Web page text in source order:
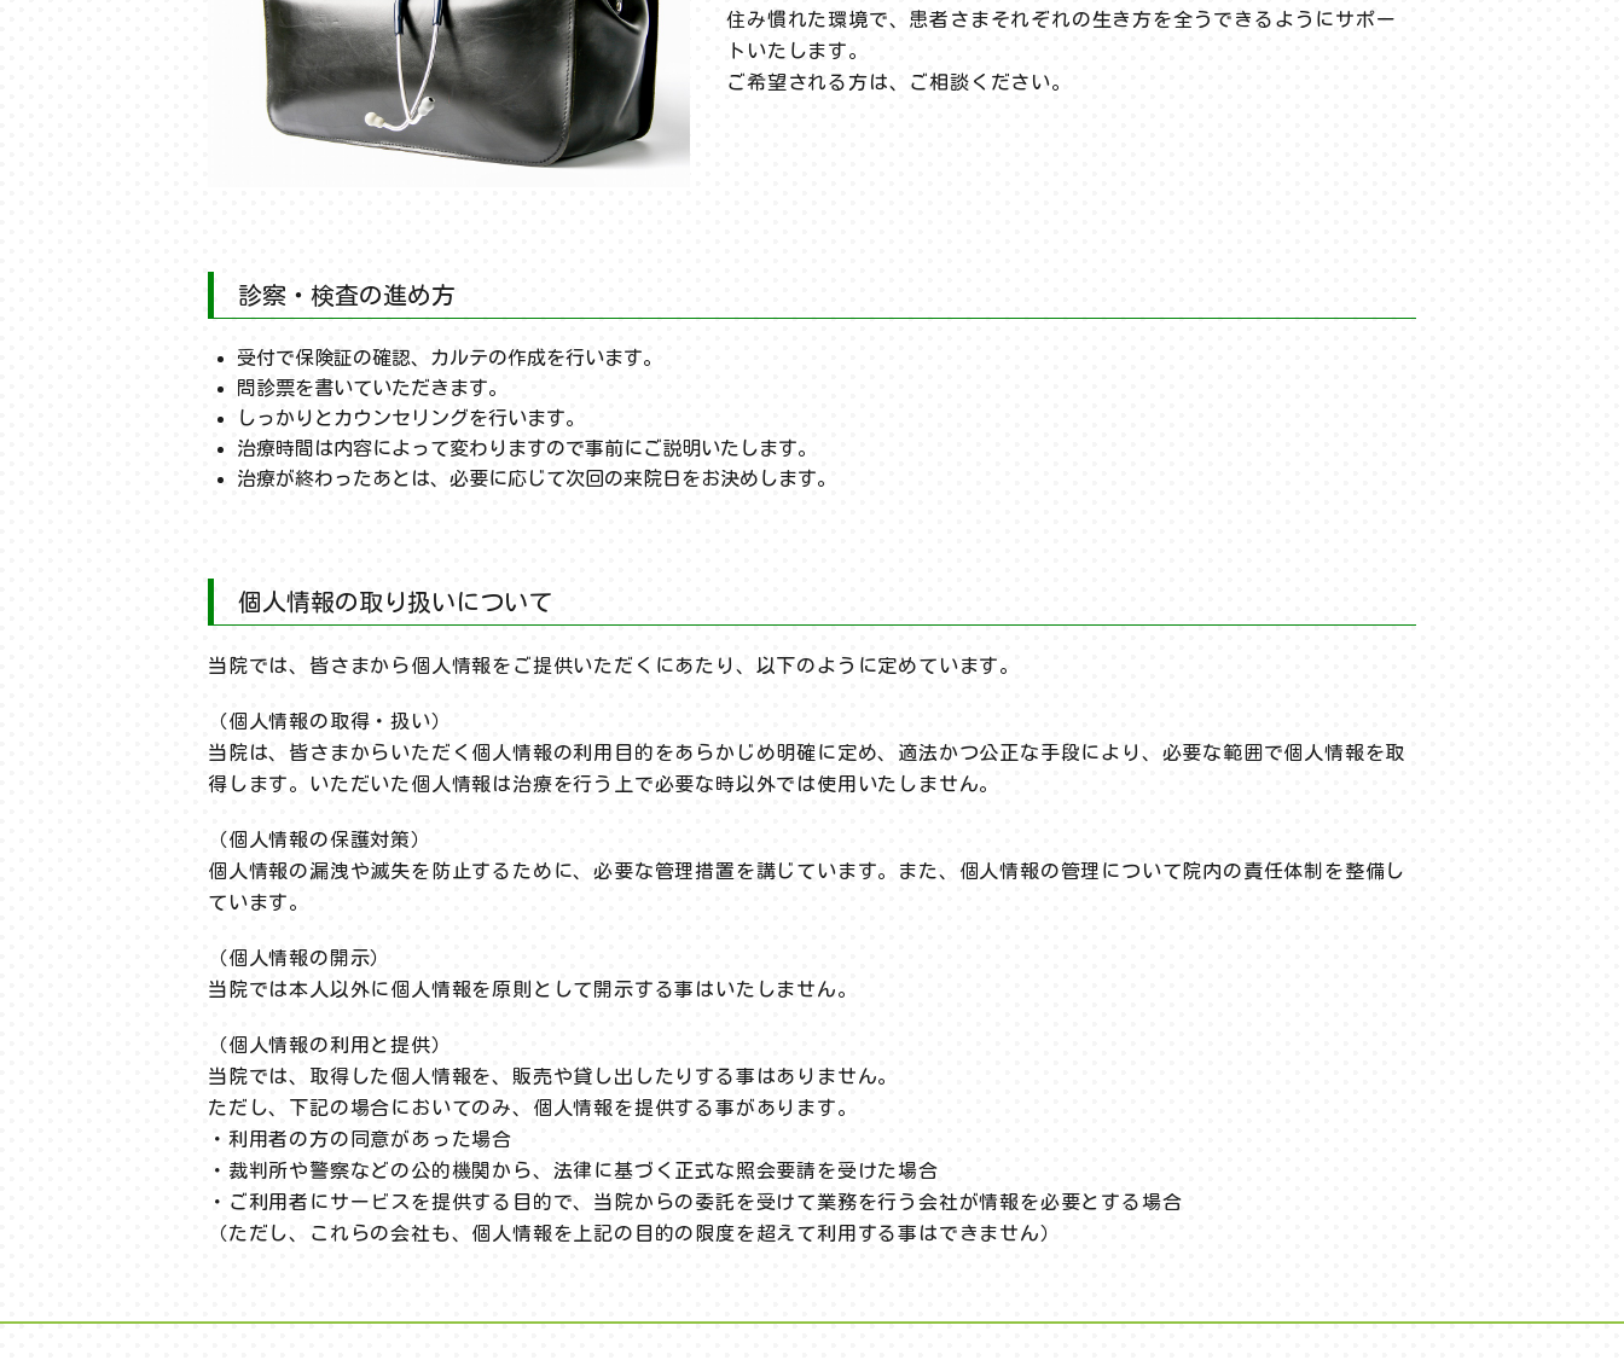
住み慣れた環境で、患者さまそれぞれの生き方を全うできるようにサポー
トいたします。
ご希望される方は、ご相談ください。
診察・検査の進め方
受付で保険証の確認、カルテの作成を行います。
問診票を書いていただきます。
しっかりとカウンセリングを行います。
治療時間は内容によって変わりますので事前にご説明いたします。
治療が終わったあとは、必要に応じて次回の来院日をお決めします。
個人情報の取り扱いについて
当院では、皆さまから個人情報をご提供いただくにあたり、以下のように定めています。
（個人情報の取得・扱い）
当院は、皆さまからいただく個人情報の利用目的をあらかじめ明確に定め、適法かつ公正な手段により、必要な範囲で個人情報を取
得します。いただいた個人情報は治療を行う上で必要な時以外では使用いたしません。
（個人情報の保護対策）
個人情報の漏洩や滅失を防止するために、必要な管理措置を講じています。また、個人情報の管理について院内の責任体制を整備し
ています。
（個人情報の開示）
当院では本人以外に個人情報を原則として開示する事はいたしません。
（個人情報の利用と提供）
当院では、取得した個人情報を、販売や貸し出したりする事はありません。
ただし、下記の場合においてのみ、個人情報を提供する事があります。
・利用者の方の同意があった場合
・裁判所や警察などの公的機関から、法律に基づく正式な照会要請を受けた場合
・ご利用者にサービスを提供する目的で、当院からの委託を受けて業務を行う会社が情報を必要とする場合
（ただし、これらの会社も、個人情報を上記の目的の限度を超えて利用する事はできません）